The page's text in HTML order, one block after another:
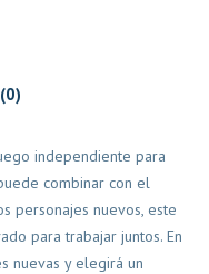
independiente para
combinar con el
personajes nuevos, este
para trabajar juntos. En
nuevas y elegirá un